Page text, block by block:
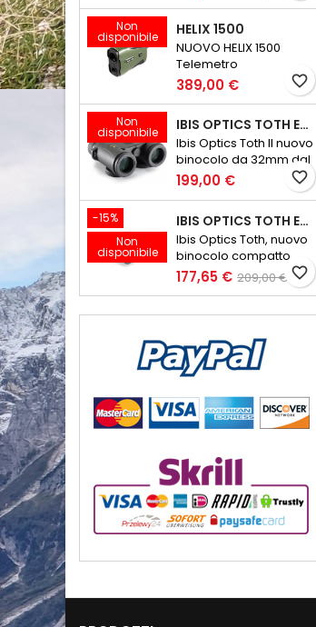
Non
disponibile HELIX 1500
NUOVO HELIX 1500
Telemetro
Ultraleggero e
Compatto
389,00 € favorite_border
Non
disponibile IBIS OPTICS TOTH ED 8X32 V2
Ibis Optics Toth Il nuovo
binocolo da 32mm dal
peso minore di 600
grammi
199,00 € favorite_border
-15%
Non
disponibile
IBIS OPTICS TOTH ED 10X32 V2
Ibis Optics Toth, nuovo
binocolo compatto
177,65 € 209,00 € favorite_border